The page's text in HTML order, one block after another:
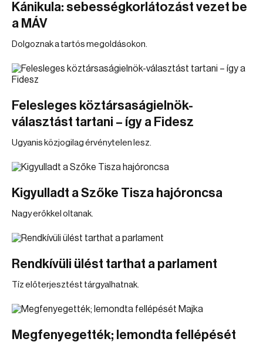
Kánikula: sebességkorlátozást vezet be
a MÁV
Dolgoznak a tartós megoldásokon.
Felesleges köztársaságielnök-
választást tartani – így a Fidesz
Ugyanis közjogilag érvénytelen lesz.
Kigyulladt a Szőke Tisza hajóroncsa
Nagy erőkkel oltanak.
Rendkívüli ülést tarthat a parlament
Tíz előterjesztést tárgyalhatnak.
Megfenyegették; lemondta fellépését